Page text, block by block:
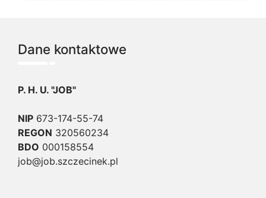
Dane kontaktowe
P. H. U. "JOB"
NIP 673-174-55-74
REGON 320560234
BDO 000158554
job@job.szczecinek.pl